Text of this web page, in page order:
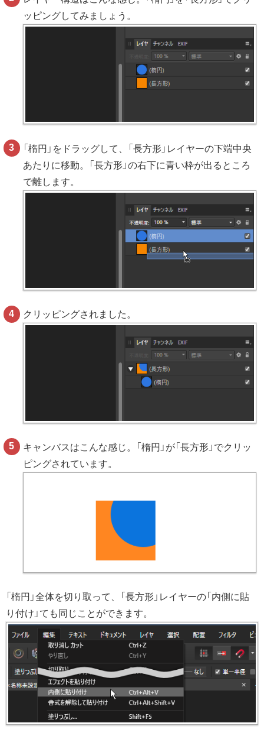
ッピングしてみましょう。
「楕円」をドラッグして、「長方形」レイヤーの下端中央
あたりに移動。「長方形」の右下に青い枠が出るところ
で離します。
クリッピングされました。
キャンバスはこんな感じ。「楕円」が「長方形」でクリッ
ピングされています。
「楕円」全体を切り取って、「長方形」レイヤーの「内側に貼
り付け」ても同じことができます。